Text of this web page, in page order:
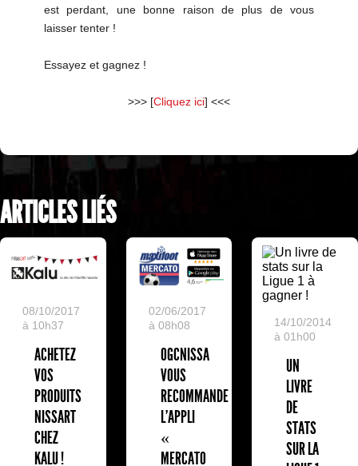
est perdant, une bonne raison de plus de vous
laisser tenter !
Essayez et gagnez !
>>> [Cliquez ici] <<<
ARTICLES LIÉS
08/10/2017
à 10h37
ACHETEZ
VOS
PRODUITS
NISSART
CHEZ
KALU !
02/06/2017
à 08h08
OGCNISSA
VOUS
RECOMMANDE
L'APPLI
«
MERCATO
14/10/2014
à 01h00
UN
LIVRE
DE
STATS
SUR LA